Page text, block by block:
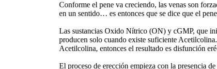
Conforme el pene va creciendo, las venas son
en un sentido… es entonces que se dice que el
Las sustancias Oxido Nítrico (ON) y cGMP, que
producen solo cuando existe suficiente
Acetilcolina, entonces el resultado es disfunción
El proceso de erección empieza con la presencia